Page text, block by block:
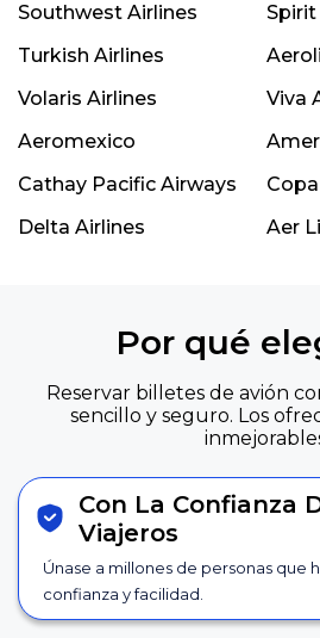
Southwest Airlines
Spirit
Turkish Airlines
Volaris Airlines
Viva
Aeromexico
Cathay Pacific Airways
Delta Airlines
Aer
Por qué
Reservar billetes de avión
sencillo y seguro. Los
Con La Confianza
Viajeros
Únase a millones de personas que
confianza y facilidad.